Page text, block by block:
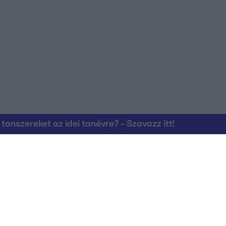
az idei tanévre? - Szavazz itt!